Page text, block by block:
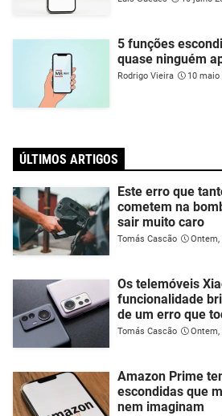
5 funções
quase ninguém
Rodrigo Vieira 10 maio
ÚLTIMOS ARTIGOS
Este erro que
cometem na
sair muito caro
Tomás Cascão Ontem,
Os telemóveis
funcionalidade
de um erro que
Tomás Cascão Ontem,
Amazon Prime
escondidas que
nem imaginam